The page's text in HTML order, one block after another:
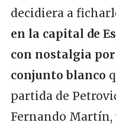
decidiera a
en la capital de
con nostalgia por
conjunto blanco
partida de
Fernando